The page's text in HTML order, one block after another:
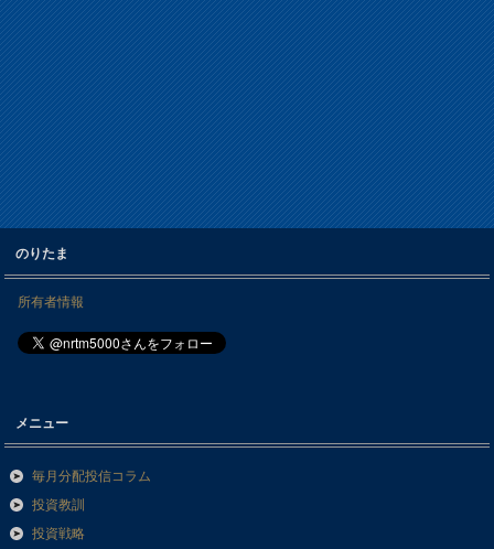
のりたま
所有者情報
メニュー
毎月分配投信コラム
投資教訓
投資戦略